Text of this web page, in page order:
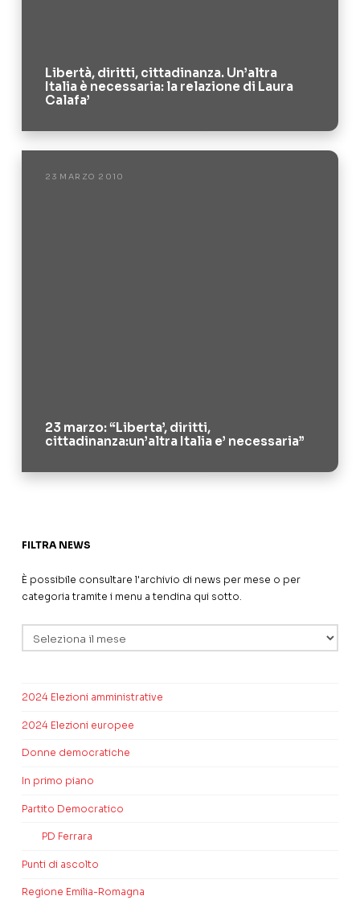
Libertà, diritti, cittadinanza. Un’altra
Italia è necessaria: la relazione di Laura
Calafa’
23 MARZO 2010
23 marzo: “Liberta’, diritti,
cittadinanza:un’altra Italia e’ necessaria”
FILTRA NEWS
È possibile consultare l'archivio di news per mese o per
categoria tramite i menu a tendina qui sotto.
2024 Elezioni amministrative
2024 Elezioni europee
Donne democratiche
In primo piano
Partito Democratico
PD Ferrara
Punti di ascolto
Regione Emilia-Romagna